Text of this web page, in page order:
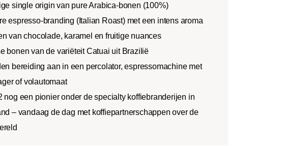
single origin van pure Arabica-bonen (100%)
espresso-branding (Italian Roast) met een intens aroma
van chocolade, karamel en fruitige nuances
bonen van de variëteit Catuai uit Brazilië
bereiding aan in een percolator, espressomachine met
of volautomaat
nog een pionier onder de specialty koffiebranderijen in
– vandaag de dag met koffiepartnerschappen over de